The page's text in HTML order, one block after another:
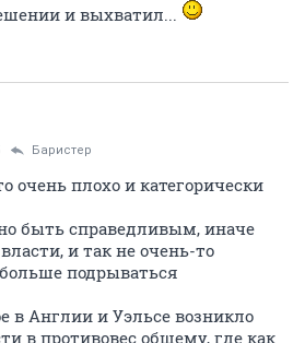
и выхватил...
Баристер
очень плохо и категорически
быть справедливым, иначе
и так не очень-то
подрываться
в Англии и Уэльсе возникло
в противовес общему, где как